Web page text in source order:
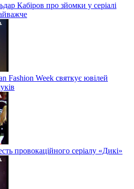
Кабіров про зйомки у серіалі
Fashion Week святкує ювілей
провокаційного серіалу «Дикі»